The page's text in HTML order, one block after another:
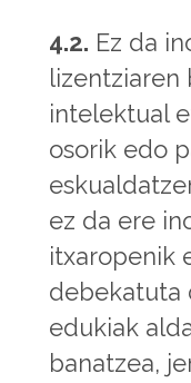
4.2. Ez da
lizentziaren
intelektual
osorik edo
ez da ere
itxaropenik
debekatuta
edukiak
banatzea,